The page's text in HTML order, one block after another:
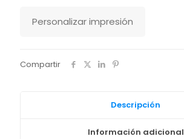
Personalizar impresión
Compartir
Descripción
Información adicional